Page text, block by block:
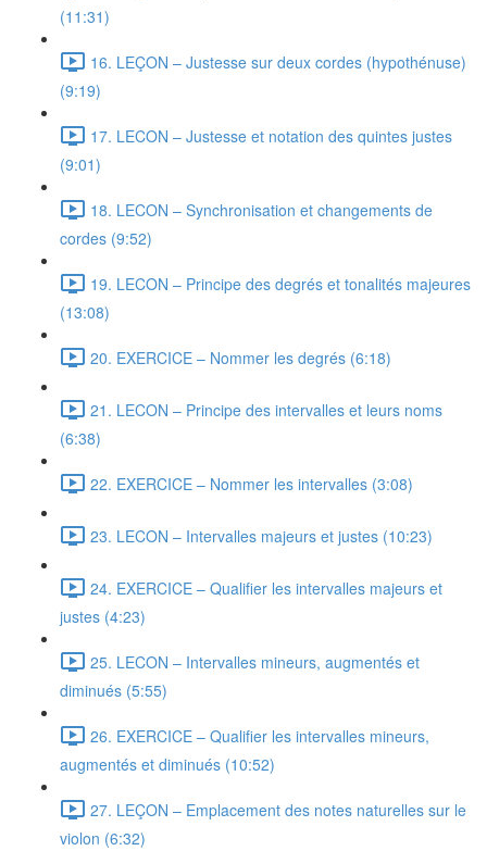
(11:31)
16. LEÇON – Justesse sur deux cordes (hypothénuse)
(9:19)
17. LECON – Justesse et notation des quintes justes
(9:01)
18. LECON – Synchronisation et changements de
cordes (9:52)
19. LECON – Principe des degrés et tonalités majeures
(13:08)
20. EXERCICE – Nommer les degrés (6:18)
21. LECON – Principe des intervalles et leurs noms
(6:38)
22. EXERCICE – Nommer les intervalles (3:08)
23. LECON – Intervalles majeurs et justes (10:23)
24. EXERCICE – Qualifier les intervalles majeurs et
justes (4:23)
25. LECON – Intervalles mineurs, augmentés et
diminués (5:55)
26. EXERCICE – Qualifier les intervalles mineurs,
augmentés et diminués (10:52)
27. LEÇON – Emplacement des notes naturelles sur le
violon (6:32)